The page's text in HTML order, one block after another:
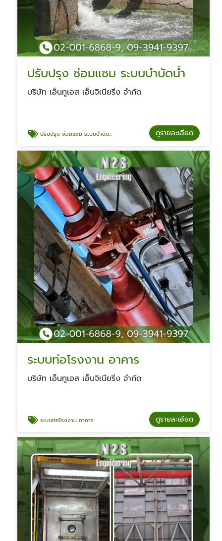
ปรับปรุง ซ่อมแซม ระบบบำบัดน้ำ
บริษัท เอ็นทูเอส เอ็นจิเนียริ่ง จำกัด
ปรับปรุง ซ่อมแซม ระบบบำบัดน้ำ ดูรายละเอียด
ระบบท่อโรงงาน อาคาร
บริษัท เอ็นทูเอส เอ็นจิเนียริ่ง จำกัด
ระบบท่อโรงงาน อาคาร ดูรายละเอียด